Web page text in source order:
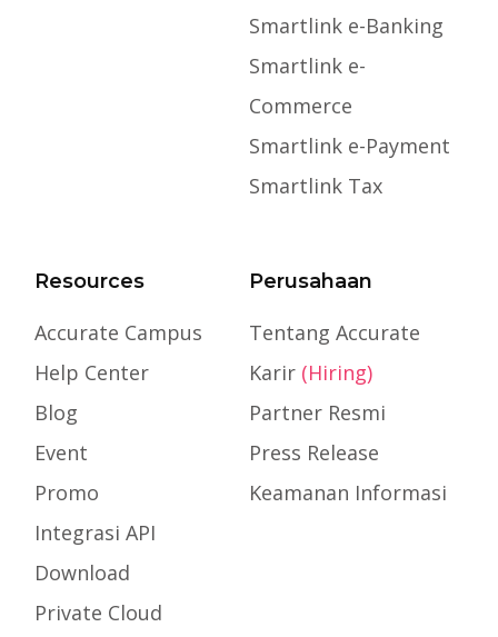
Smartlink e-Banking
Smartlink e-
Commerce
Smartlink e-Payment
Smartlink Tax
Resources
Accurate Campus
Help Center
Blog
Event
Promo
Integrasi API
Download
Private Cloud
Perusahaan
Tentang Accurate
Karir (Hiring)
Partner Resmi
Press Release
Keamanan Informasi